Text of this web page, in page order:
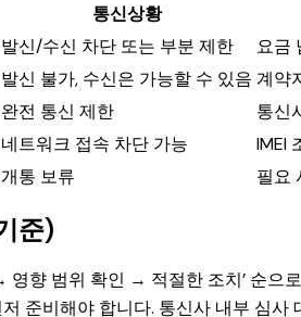
통신상황
발신/수신 차단 또는 부분 제한
요금
발신 불가, 수신은 가능할 수 있음 계약
완전 통신 제한
통신
네트워크 접속 차단 가능
IMEI
개통 보류 필요
준)
영향 범위 확인 → 적절한 조치’ 순으
저 준비해야 합니다. 통신사 내부 심